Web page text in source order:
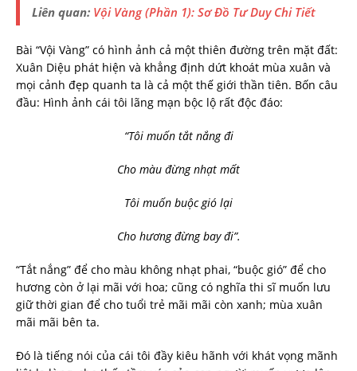
Liên quan: Vội Vàng (Phần 1): Sơ Đồ Tư Duy Chi Tiết
Bài “Vội Vàng” có hình ảnh cả một thiên đường trên mặt đất:
Xuân Diệu phát hiện và khẳng định dứt khoát mùa xuân và
mọi cảnh đẹp quanh ta là cả một thế giới thần tiên. Bốn câu
đầu: Hình ảnh cái tôi lãng mạn bộc lộ rất độc đáo:
“Tôi muốn tắt nắng đi
Cho màu đừng nhạt mất
Tôi muốn buộc gió lại
Cho hương đừng bay đi”.
“Tắt nắng” để cho màu không nhạt phai, “buộc gió” để cho
hương còn ở lại mãi với hoa; cũng có nghĩa thi sĩ muốn lưu
giữ thời gian để cho tuổi trẻ mãi mãi còn xanh; mùa xuân
mãi mãi bên ta.
Đó là tiếng nói của cái tôi đầy kiêu hãnh với khát vọng mãnh